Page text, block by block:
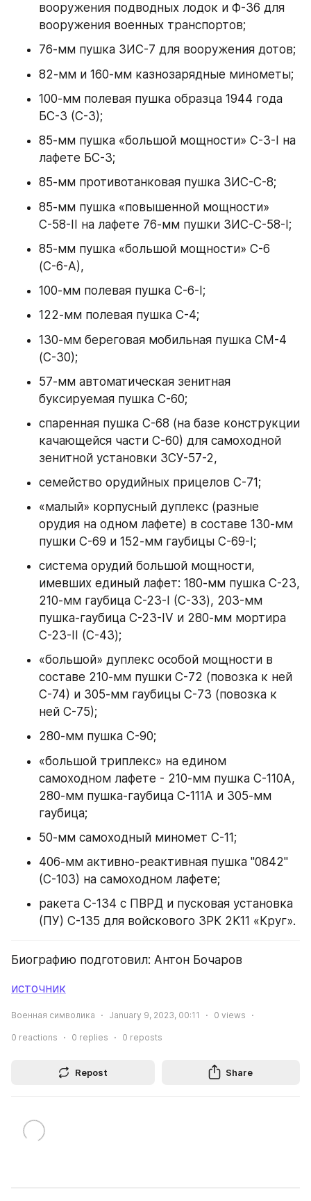
вооружения подводных лодок и Ф-36 для
вооружения военных транспортов;
76-мм пушка ЗИС-7 для вооружения дотов;
82-мм и 160-мм казнозарядные минометы;
100-мм полевая пушка образца 1944 года
БС-3 (С-3);
85-мм пушка «большой мощности» С-3-I на
лафете БС-3;
85-мм противотанковая пушка ЗИС-С-8;
85-мм пушка «повышенной мощности»
С-58-II на лафете 76-мм пушки ЗИС-С-58-I;
85-мм пушка «большой мощности» С-6
(С-6-А),
100-мм полевая пушка С-6-I;
122-мм полевая пушка С-4;
130-мм береговая мобильная пушка СМ-4
(С-30);
57-мм автоматическая зенитная
буксируемая пушка С-60;
спаренная пушка С-68 (на базе конструкции
качающейся части С-60) для самоходной
зенитной установки ЗCУ-57-2,
семейство орудийных прицелов С-71;
«малый» корпусный дуплекс (разные
орудия на одном лафете) в составе 130-мм
пушки С-69 и 152-мм гаубицы С-69-I;
система орудий большой мощности,
имевших единый лафет: 180-мм пушка С-23,
210-мм гаубица С-23-I (С-33), 203-мм
пушка-гаубица С-23-IV и 280-мм мортира
C-23-II (С-43);
«большой» дуплекс особой мощности в
составе 210-мм пушки С-72 (повозка к ней
С-74) и 305-мм гаубицы С-73 (повозка к
ней С-75);
280-мм пушка С-90;
«большой триплекс» на едином
самоходном лафете - 210-мм пушка С-110А,
280-мм пушка-гаубица С-111А и 305-мм
гаубица;
50-мм самоходный миномет С-11;
406-мм активно-реактивная пушка "0842"
(С-103) на самоходном лафете;
ракета С-134 с ПВРД и пусковая установка
(ПУ) С-135 для войскового ЗРК 2K11 «Круг».
Биографию подготовил: Антон Бочаров
источник
Военная символика January 9, 2023, 00:11 0 views
0 reactions 0 replies 0 reposts
Repost Share